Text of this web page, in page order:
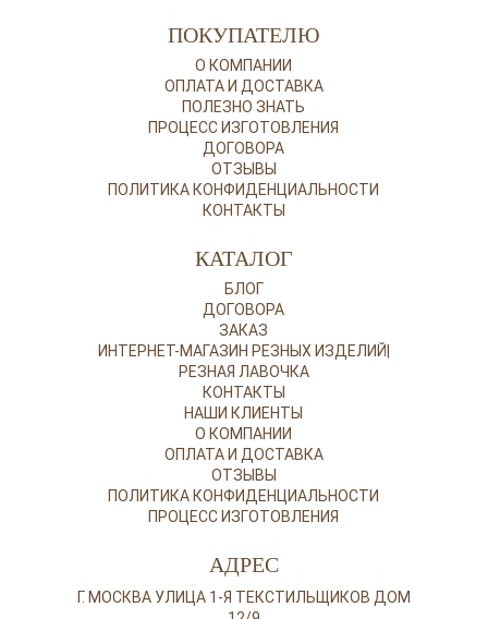
ПОКУПАТЕЛЮ
О КОМПАНИИ
ОПЛАТА И ДОСТАВКА
ПОЛЕЗНО ЗНАТЬ
ПРОЦЕСС ИЗГОТОВЛЕНИЯ
ДОГОВОРА
ОТЗЫВЫ
ПОЛИТИКА КОНФИДЕНЦИАЛЬНОСТИ
КОНТАКТЫ
КАТАЛОГ
БЛОГ
ДОГОВОРА
ЗАКАЗ
ИНТЕРНЕТ-МАГАЗИН РЕЗНЫХ ИЗДЕЛИЙ|
РЕЗНАЯ ЛАВОЧКА
КОНТАКТЫ
НАШИ КЛИЕНТЫ
О КОМПАНИИ
ОПЛАТА И ДОСТАВКА
ОТЗЫВЫ
ПОЛИТИКА КОНФИДЕНЦИАЛЬНОСТИ
ПРОЦЕСС ИЗГОТОВЛЕНИЯ
АДРЕС
Г. МОСКВА УЛИЦА 1-Я ТЕКСТИЛЬЩИКОВ ДОМ